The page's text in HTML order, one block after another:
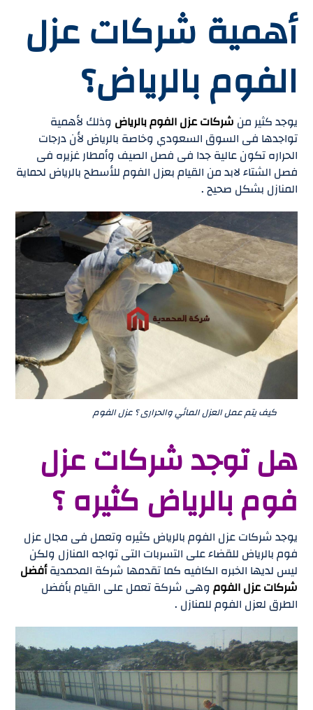
أهمية شركات عزل
الفوم بالرياض؟
يوجد كثير من شركات عزل الفوم بالرياض وذلك لأهمية
تواجدها فى السوق السعودي وخاصة بالرياض لأن درجات
الحراره تكون عالية جدا فى فصل الصيف وأمطار غزيره فى
فصل الشتاء لابد من القيام بعزل الفوم للأسطح بالرياض لحماية
المنازل بشكل صحيح .
كيف يتم عمل العزل المائي والحرارى ؟ عزل الفوم
هل توجد شركات عزل
فوم بالرياض كثيره ؟
يوجد شركات عزل الفوم بالرياض كثيره وتعمل فى مجال عزل
فوم بالرياض للقضاء على التسربات التى تواجه المنازل ولكن
ليس لديها الخبره الكافيه كما تقدمها شركة المحمديةأفضل
شركات عزل الفوم وهى شركة تعمل على القيام بأفضل
الطرق لعزل الفوم للمنازل .